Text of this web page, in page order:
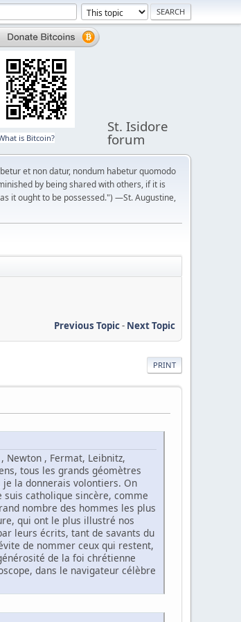
is Bitcoin?
St. Isidore
forum
et non datur, nondum habetur quomodo
by being shared with others, if it is
it ought to be possessed.") —St. Augustine,
Previous Topic- Next Topic
PRINT
Newton , Fermat, Leibnitz,
tous les grands géomètres
la donnerais volontiers. On
catholique sincère, comme
nombre des hommes les plus
qui ont le plus illustré nos
leurs écrits, tant de savants du
de nommer ceux qui restent,
de la foi chrétienne
dans le navigateur célèbre